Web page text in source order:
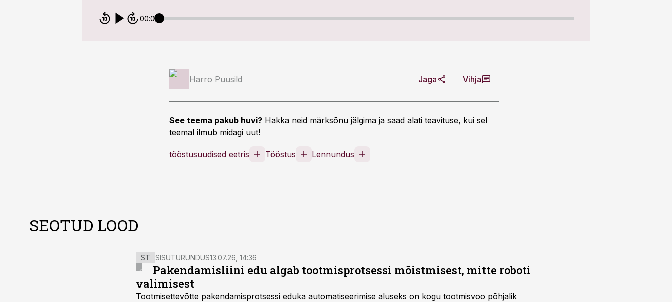
00:00
Harro Puusild Jaga Vihja
See teema pakub huvi? Hakka neid märksõnu jälgima ja saad alati teavituse, kui sel
teemal ilmub midagi uut!
tööstusuudised eetris Tööstus Lennundus
SEOTUD LOOD
ST SISUTURUNDUS13.07.26, 14:36
Pakendamisliini edu algab tootmisprotsessi mõistmisest, mitte roboti
valimisest
Tootmisettevõtte pakendamisprotsessi eduka automatiseerimise aluseks on kogu tootmisvoo põhjalik